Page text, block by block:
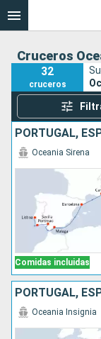
Cruceros
32
cruceros
PORTUGAL,
Comidas incluidas
Oceania Sirena
Oceania Insignia